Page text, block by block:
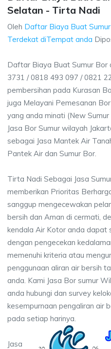
Selatan - Tirta Nadi
Oleh Daftar Biaya Buat
Terdekat diTempat anda
Daftar Biaya Buat Sumur Bor
3731 / 0818 493 097 / 0821
pembersihan pada Kurasan
juga Melayani Pemesanan
yang anda minati (New
Jasa Bor Sumur wilayah
sebagai Jasa Mantek Air
Pantek Air dan Sumur Bor.
Tirta Nadi Sebagai Jasa
memberikan Prioritas
sanggup mengecewakan
bersih dan Aman di cermati,
kendala Air Kotor anda dapat
dengan pengecekan
memenuhi kriteria atau
penggunaan aliran air bersih
anda. Kami Jasa Bor sumur
anda hubungi dan survey
kesempurnaan pengaliran air
pada setiap harinya.
Jasa